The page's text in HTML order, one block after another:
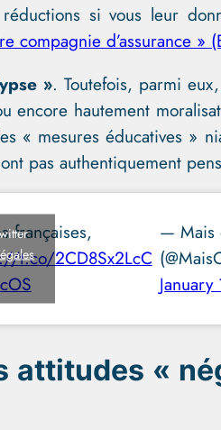
si vous leur
d’assurance »
». Toutefois, parmi
encore hautement
« mesures éducatives »
pas authentiquement
françaises,
t.co/2CD8Sx2LcC
— Mais
attitudes «